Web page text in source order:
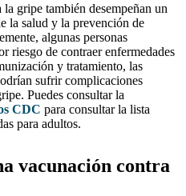
gripe también desempeñan un
la salud y la prevención de
algunas personas
riesgo de contraer enfermedades
y tratamiento, las
sufrir complicaciones
Puedes consultar la
CDC para consultar la lista
para adultos.
vacunación contra